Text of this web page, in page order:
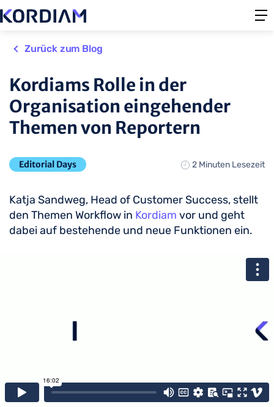
Zurück zum Blog
Kordiams Rolle in der
Organisation eingehender
Themen von Reportern
Editorial Days 2 Minuten Lesezeit
Katja Sandweg, Head of Customer Success, stellt
den Themen Workflow in Kordiam vor und geht
dabei auf bestehende und neue Funktionen ein.